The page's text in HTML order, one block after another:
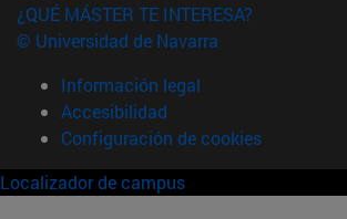
¿QUÉ MÁSTER TE INTERESA?
© Universidad de Navarra
Información legal
Accesibilidad
Configuración de cookies
Localizador de campus